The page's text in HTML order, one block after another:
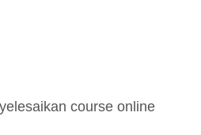
course online